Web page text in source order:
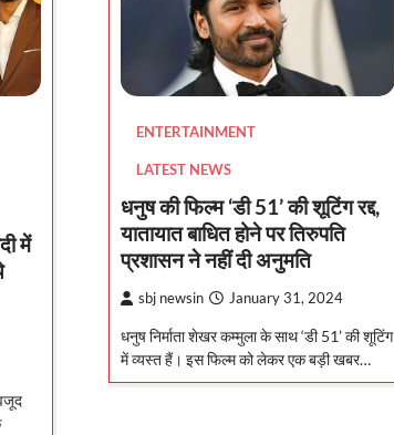
में
ENTERTAINMENT
LATEST NEWS
धनुष की फिल्म ‘डी 51’ की शूटिंग रद्द,
यातायात बाधित होने पर तिरुपति
प्रशासन ने नहीं दी अनुमति
sbj newsin January 31, 2024
धनुष निर्माता शेखर कम्मुला के साथ ‘डी 51’ की शूटिंग
में व्यस्त हैं। इस फिल्म को लेकर एक बड़ी खबर…